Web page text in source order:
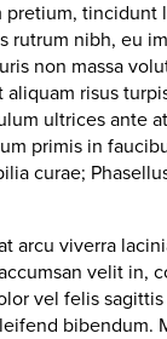
pretium, tincidunt
rutrum nibh, eu
non massa
aliquam risus
ultrices ante
primis in
curae;
arcu viverra
velit in,
vel felis sagittis
bibendum.